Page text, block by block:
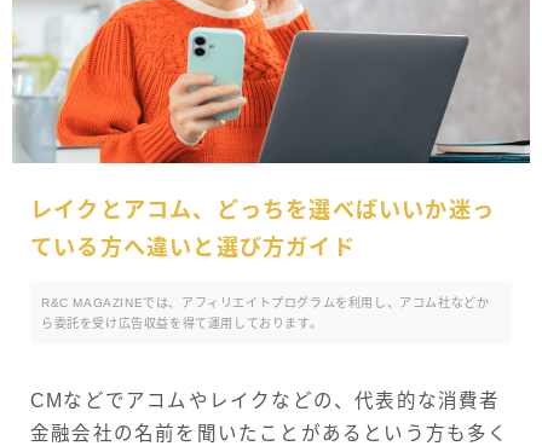
カードローンランキング
レイクとアコム、どっちを選べばいいか迷っ
ている方へ違いと選び方ガイド
R&C MAGAZINEでは、アフィリエイトプログラムを利用し、アコム社などか
ら委託を受け広告収益を得て運用しております。
CMなどでアコムやレイクなどの、代表的な消費者
金融会社の名前を聞いたことがあるという方も多く